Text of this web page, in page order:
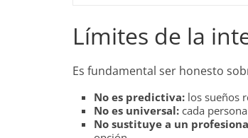
Límites de la
Es fundamental ser honesto
No es predictiva: los sueños
No es universal: cada
No sustituye a un